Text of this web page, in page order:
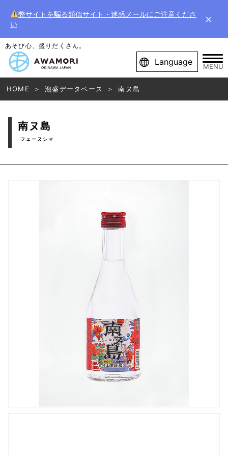
弊サイトを騙る類似サイト・迷惑メールにご注意くださ
い
×
あそび心、盛りだくさん。
Language MENU
HOME 泡盛データベース 南ヌ島
南ヌ島
フェーヌシマ